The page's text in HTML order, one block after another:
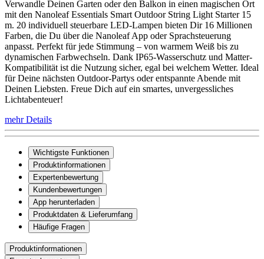
Verwandle Deinen Garten oder den Balkon in einen magischen Ort
mit den Nanoleaf Essentials Smart Outdoor String Light Starter 15
m. 20 individuell steuerbare LED-Lampen bieten Dir 16 Millionen
Farben, die Du über die Nanoleaf App oder Sprachsteuerung
anpasst. Perfekt für jede Stimmung – von warmem Weiß bis zu
dynamischen Farbwechseln. Dank IP65-Wasserschutz und Matter-
Kompatibilität ist die Nutzung sicher, egal bei welchem Wetter. Ideal
für Deine nächsten Outdoor-Partys oder entspannte Abende mit
Deinen Liebsten. Freue Dich auf ein smartes, unvergessliches
Lichtabenteuer!
mehr Details
Wichtigste Funktionen
Produktinformationen
Expertenbewertung
Kundenbewertungen
App herunterladen
Produktdaten & Lieferumfang
Häufige Fragen
Produktinformationen